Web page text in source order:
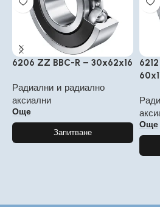
6206 ZZ BBC-R – 30x62x16
Радиални и радиално
аксиални
Още
Запитване
Още